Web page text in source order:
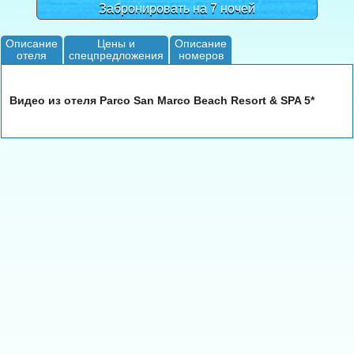
Забронировать на 7 ночей
Описание
отеля
Цены и
спецпредложения
Описание
номеров
Видео из отеля Parco San Marco Beach Resort & SPA 5*